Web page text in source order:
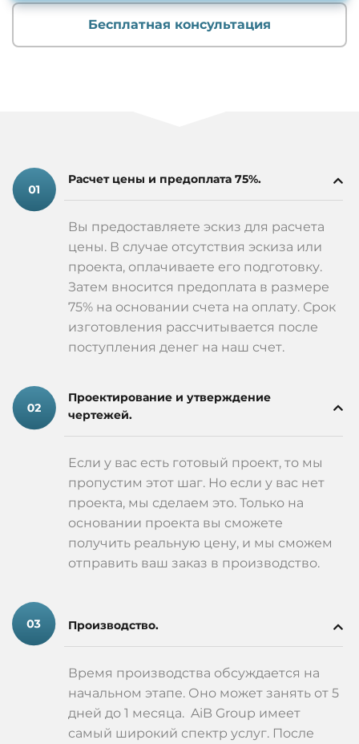
Бесплатная консультация
Расчет цены и предоплата 75%.
Вы предоставляете эскиз для расчета
цены. В случае отсутствия эскиза или
проекта, оплачиваете его подготовку.
Затем вносится предоплата в размере
75% на основании счета на оплату. Срок
изготовления рассчитывается после
поступления денег на наш счет.
Проектирование и утверждение
чертежей.
Если у вас есть готовый проект, то мы
пропустим этот шаг. Но если у вас нет
проекта, мы сделаем это. Только на
основании проекта вы сможете
получить реальную цену, и мы сможем
отправить ваш заказ в производство.
Производство.
Время производства обсуждается на
начальном этапе. Оно может занять от 5
дней до 1 месяца. AiB Group имеет
самый широкий спектр услуг. После